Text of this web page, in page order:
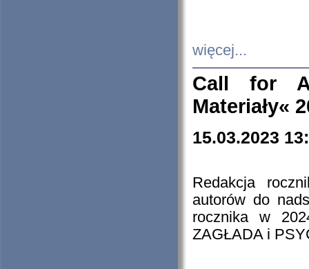
więcej...
Call for
Materiały«
15.03.2023
Redakcja
autorów do
rocznika w
ZAGŁADA i